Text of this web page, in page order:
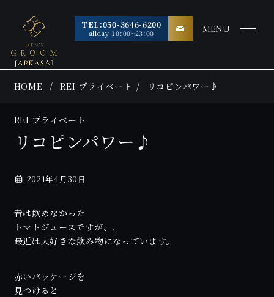
TEL:050-3646-6200
allday 10:00~23:00 MENU
HOME REI プライベート リコピンパワー♪
REI プライベート
リコピンパワー♪
2021年4月30日
昔は飲めなかった
トマトジュースですが、、
最近は大好きな飲み物になっています。
赤いパッケージを
見つけると